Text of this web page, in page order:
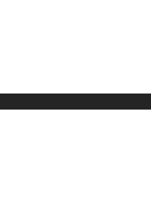
PÁGINAS: 128
DIMENSIONES: 200 x 13,5 cm